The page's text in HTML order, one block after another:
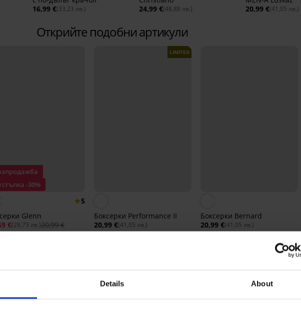
Details About
16,99 €(33,23 лв.)
24,99 €(48,88 лв.)
20,99 €(41,05 лв.)
Открийте подобни артикули
-30%
5
Glenn
€(28,73 лв.)20,99 €
LIMITED
Боксерки Performance II
20,99 €(41,05 лв.)
Боксерки Bernard
20,99 €(41,05 лв.)
НА ПРОДУКТ Бамбукови боксерки Norbert
5
4x
качество